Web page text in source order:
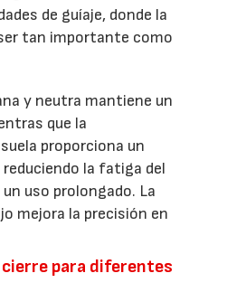
de guíaje, donde la
tan importante como
y neutra mantiene un
que la
proporciona un
la fatiga del
uso prolongado. La
mejora la precisión en
para diferentes